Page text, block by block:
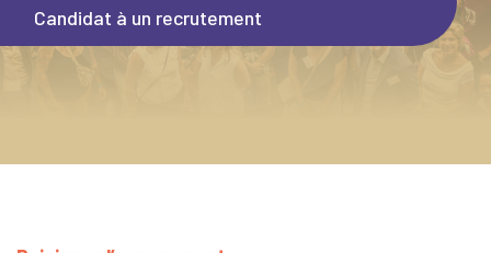
Candidat à un recrutement